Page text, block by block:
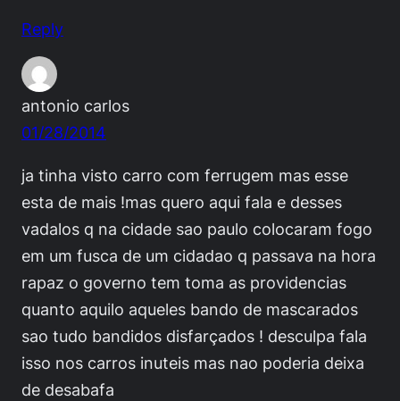
Reply
antonio carlos
01/28/2014
ja tinha visto carro com ferrugem mas esse
esta de mais !mas quero aqui fala e desses
vadalos q na cidade sao paulo colocaram fogo
em um fusca de um cidadao q passava na hora
rapaz o governo tem toma as providencias
quanto aquilo aqueles bando de mascarados
sao tudo bandidos disfarçados ! desculpa fala
isso nos carros inuteis mas nao poderia deixa
de desabafa